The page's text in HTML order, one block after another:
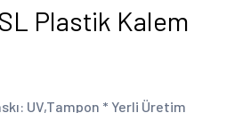
Plastik Kalem
UV,Tampon * Yerli Üretim